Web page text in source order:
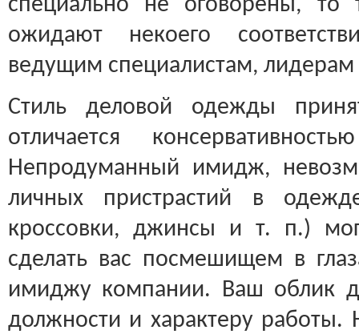
специально не оговорены,
ожидают некоего
ведущим специалистам,
Стиль деловой одежды
отличается
Непродуманный имидж,
личных пристрастий в
кроссовки, джинсы и т. п.)
сделать вас посмешищем в
имиджу компании. Ваш облик
должности и характеру